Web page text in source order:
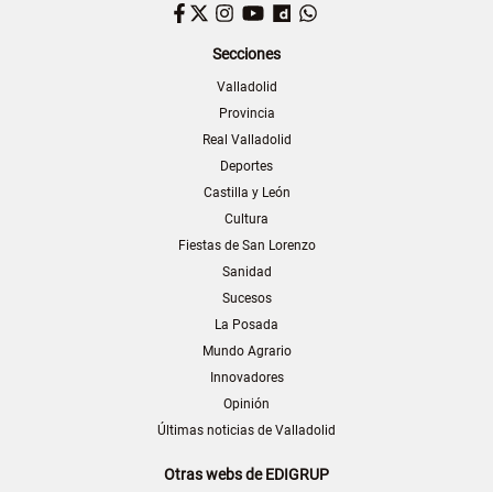
Facebook
TwitterInstagram
YouTubeDailymotion
Secciones
Valladolid
Provincia
Real Valladolid
Deportes
Castilla y León
Cultura
Fiestas de San Lorenzo
Sanidad
Sucesos
La Posada
Mundo Agrario
Innovadores
Opinión
Últimas noticias de Valladolid
Otras webs de EDIGRUP